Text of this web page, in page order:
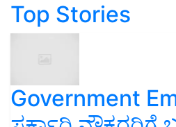
Top Stories
Government